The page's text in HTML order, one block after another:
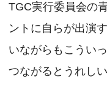
TGC実行委員会の
ントに自らが出演
いながらもこうい
つながるとうれし